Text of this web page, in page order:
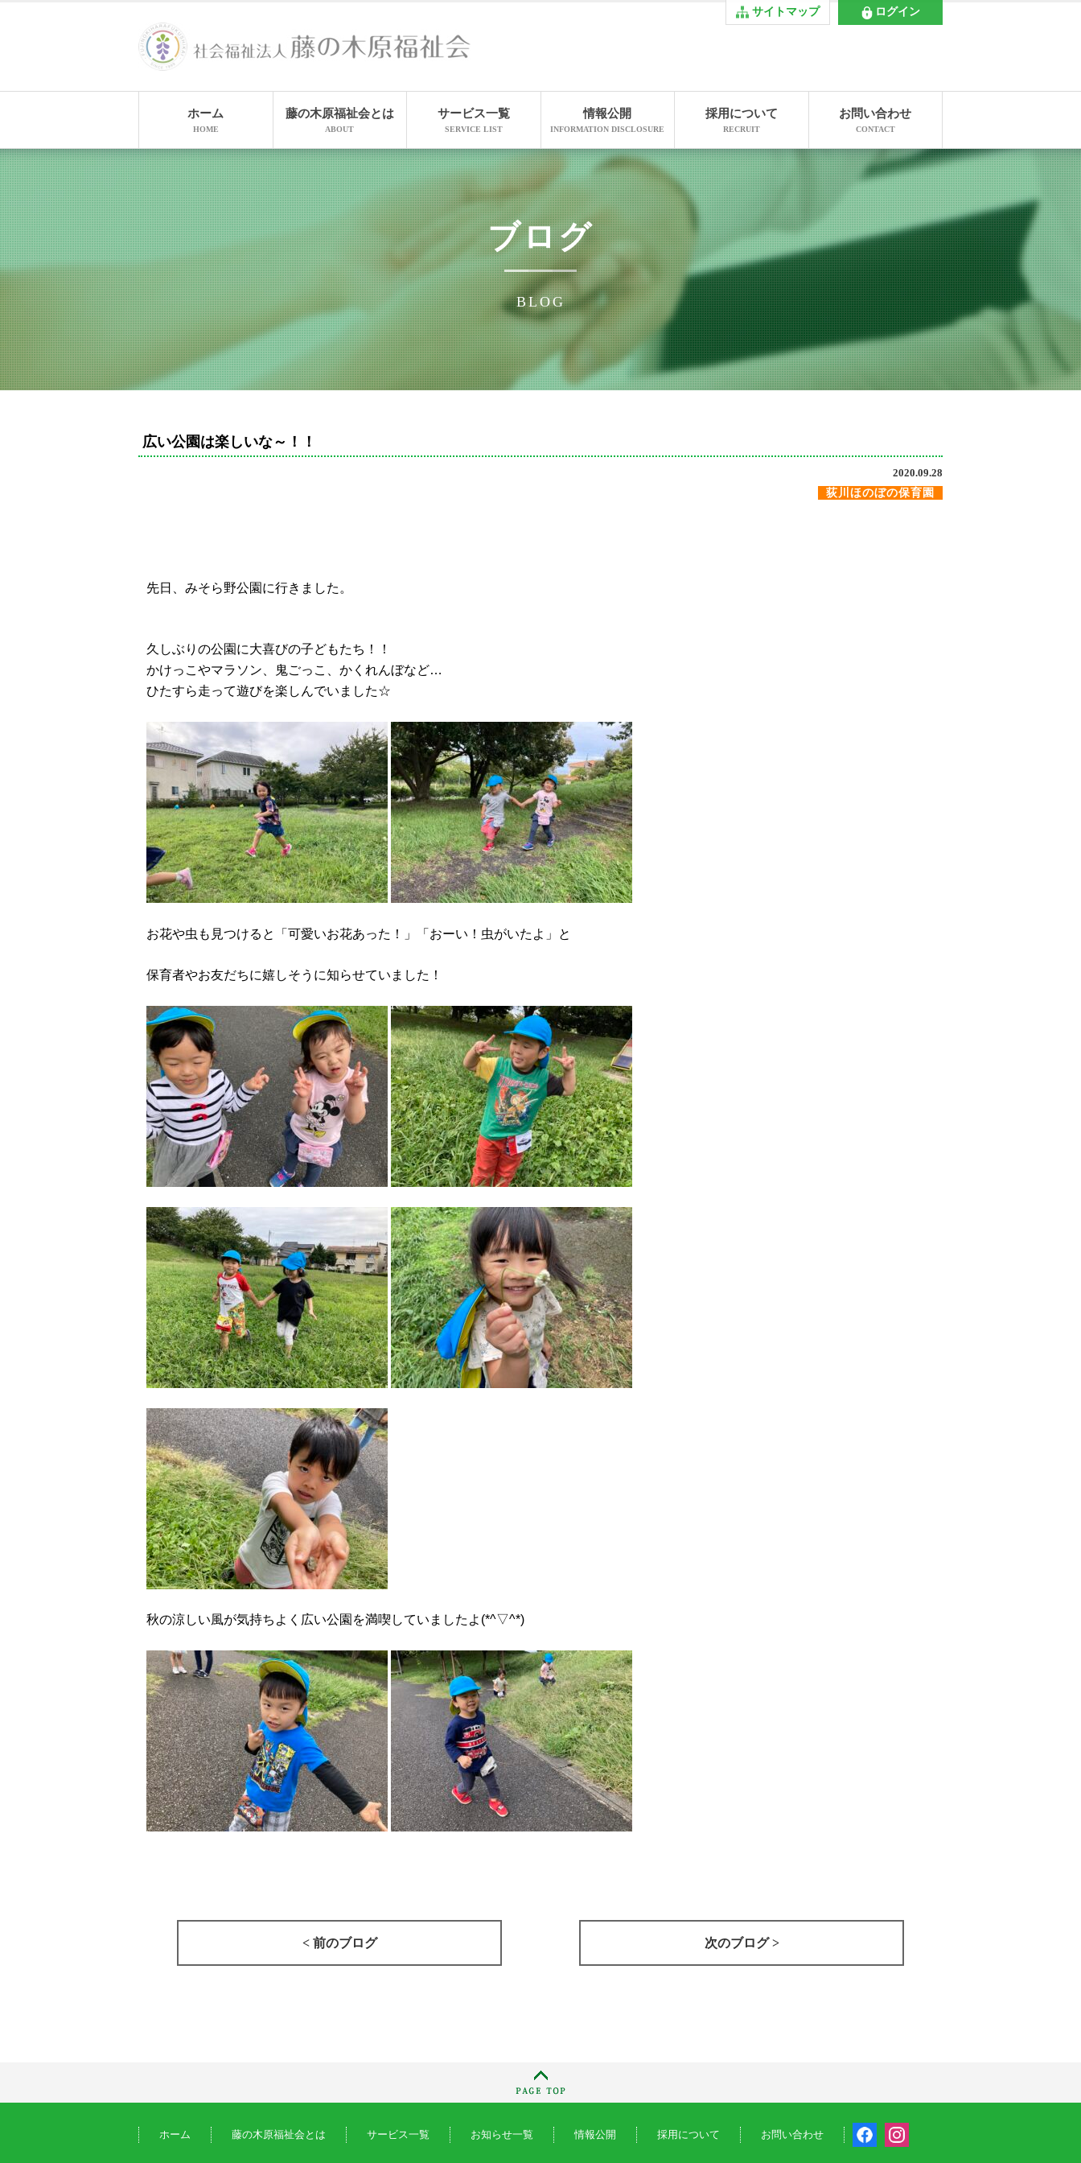
サイトマップ ログイン
ホーム
HOME
藤の木原福祉会とは
ABOUT
サービス一覧
SERVICE LIST
情報公開
INFORMATION DISCLOSURE
採用について
RECRUIT
お問い合わせ
CONTACT
ブログ
BLOG
広い公園は楽しいな～！！
2020.09.28
荻川ほのぼの保育園
先日、みそら野公園に行きました。
久しぶりの公園に大喜びの子どもたち！！
かけっこやマラソン、鬼ごっこ、かくれんぼなど…
ひたすら走って遊びを楽しんでいました☆
お花や虫も見つけると「可愛いお花あった！」「おーい！虫がいたよ」と
保育者やお友だちに嬉しそうに知らせていました！
秋の涼しい風が気持ちよく広い公園を満喫していましたよ (*^▽^*)
< 前のブログ 次のブログ >
ホーム 藤の木原福祉会とは サービス一覧 お知らせ一覧 情報公開 採用について お問い合わせ